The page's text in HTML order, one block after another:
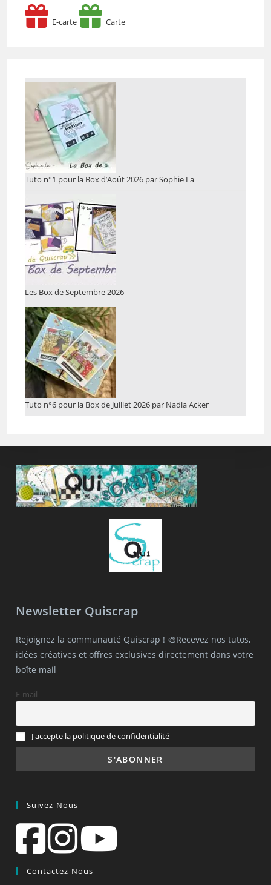
E-carte Carte
Tuto n°1 pour la Box d’Août 2026 par Sophie La
Les Box de Septembre 2026
Tuto n°6 pour la Box de Juillet 2026 par Nadia Acker
Newsletter Quiscrap
Rejoignez la communauté Quiscrap ! 🎨Recevez nos tutos,
idées créatives et offres exclusives directement dans votre
boîte mail
E-mail
J'accepte la politique de confidentialité
Suivez-Nous
Contactez-Nous